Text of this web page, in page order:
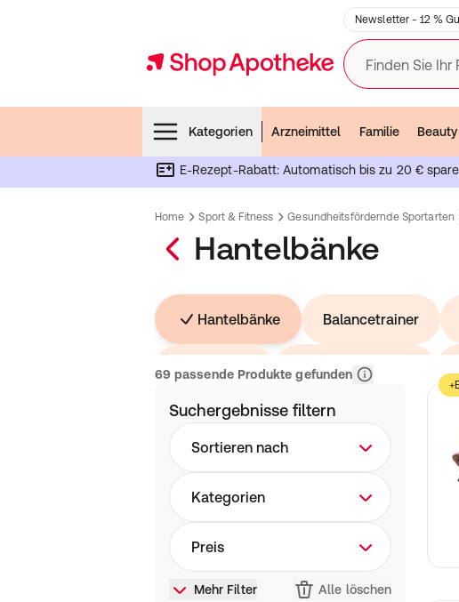
Newsletter - 12 %
Finden Sie Ihr
Kategorien
Arzneimittel Familie
E-Rezept-Rabatt: Automatisch bis zu 20 €
Home Sport & Fitness Gesundheitsfördernde Sportarten
Hantelbänke
Hantelbänke Balancetrainer
Kleingeräte Klimmzugstangen
69 passende Produkte gefundenRelevanz
Suchergebnisse filtern
Sortieren nach
Kategorien
Preis
Mehr Filter Alle löschen